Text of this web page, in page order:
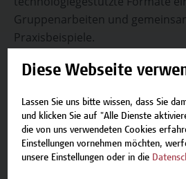
Gruppenarbeiten und
Praxisbeispiele.
Zur Vortragenden
DIin (FH) Christiane
MSc, PhD
Diese Webseite
Lassen Sie uns bitte wissen, dass Sie
und klicken Sie auf "Alle Dienste
die von uns verwendeten Cookies
Einstellungen vornehmen möchten,
unsere Einstellungen oder in die